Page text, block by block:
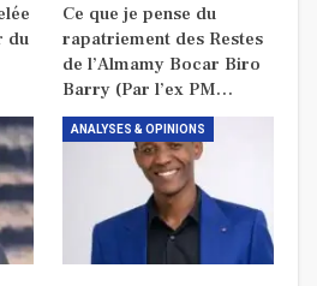
du
Ce que je pense du
rapatriement des Restes
de l’Almamy Bocar Biro
Barry (Par l’ex PM…
ANALYSES & OPINIONS